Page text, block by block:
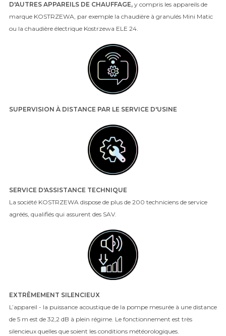
D'AUTRES APPAREILS DE CHAUFFAGE, y compris les appareils de
marque KOSTRZEWA, par exemple la chaudière à granulés Mini Matic
ou la chaudière électrique Kostrzewa ELE 24.
SUPERVISION À DISTANCE PAR LE SERVICE D'USINE
SERVICE D'ASSISTANCE TECHNIQUE
La société KOSTRZEWA dispose de plus de 200 techniciens de service
agréés, qualifiés qui assurent des SAV.
EXTRÊMEMENT SILENCIEUX
L’appareil - la puissance acoustique de la pompe mesurée à une distance
de 5 m est de 32,2 dB à plein régime. Le fonctionnement est très
silencieux quelles que soient les conditions météorologiques.